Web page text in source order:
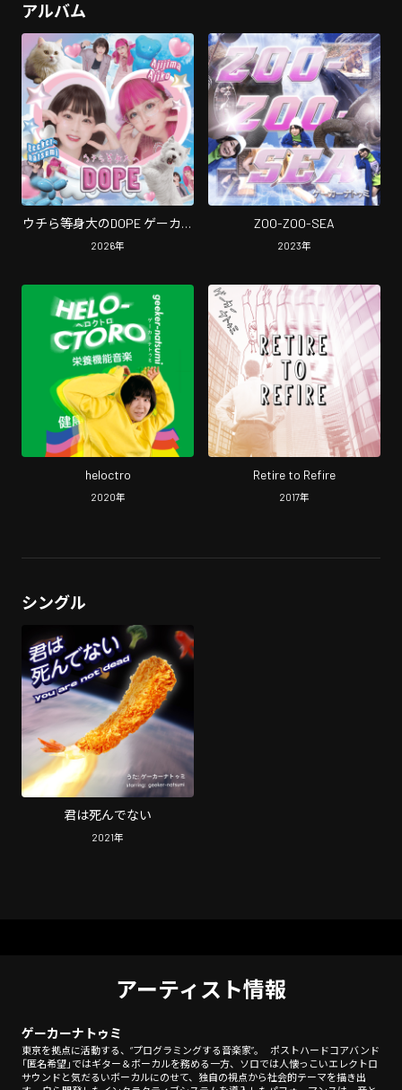
アルバム
ウチら等身大のDOPE ゲーカー
side
2026年
ZOO-ZOO-SEA
2023年
heloctro
2020年
Retire to Refire
2017年
シングル
君は死んでない
2021年
アーティスト情報
ゲーカーナトゥミ
東京を拠点に活動する、“プログラミングする音楽家”。 ポストハードコアバンド
「匿名希望」ではギター＆ボーカルを務める一方、ソロでは人懐っこいエレクトロ
サウンドと気だるいボーカルにのせて、独自の視点から社会的テーマを描き出